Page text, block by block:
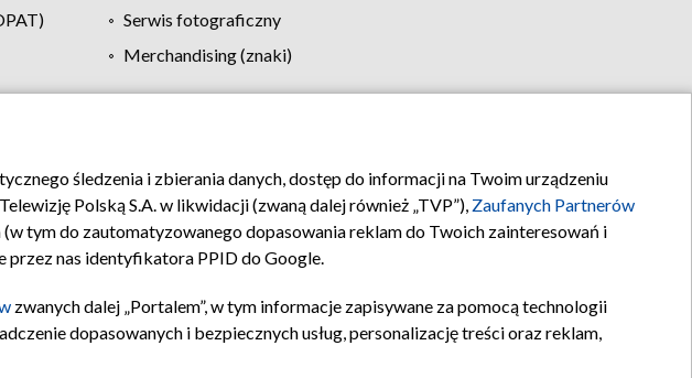
Serwis fotograficzny
Merchandising (znaki)
Pomoc Biuro reklamy Kontakt
śledzenia i zbierania danych, dostęp do informacji na Twoim urządzeniu
Polską S.A. w likwidacji (zwaną dalej również „TVP”), Zaufanych Partnerów
tym do zautomatyzowanego dopasowania reklam do Twoich zainteresowań i
przez nas identyfikatora PPID do Google.
zwanych dalej „Portalem”, w tym informacje zapisywane za pomocą technologii
dopasowanych i bezpiecznych usług, personalizację treści oraz reklam,